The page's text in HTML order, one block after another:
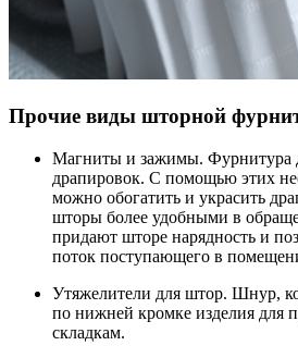
Прочие виды шторной
Магниты и зажимы. Фурнитура
драпировок. С помощью этих
можно обогатить и украсить
шторы более удобными в
придают шторе нарядность и
поток поступающего в
Утяжелители для штор. Шнур,
по нижней кромке изделия для
складкам.